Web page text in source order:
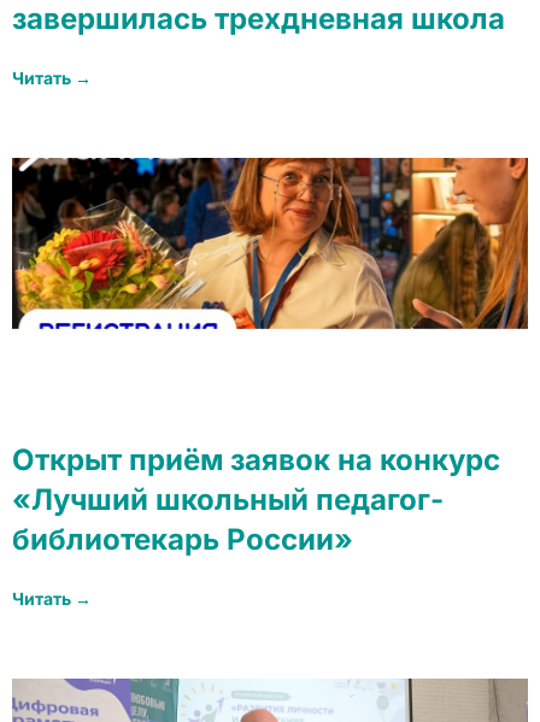
завершилась трехдневная школа
Читать →
Открыт приём заявок на конкурс
«Лучший школьный педагог-
библиотекарь России»
Читать →